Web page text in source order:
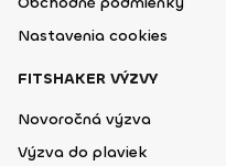
Nastavenia cookies
FITSHAKER VÝZVY
Novoročná výzva
Výzva do plaviek